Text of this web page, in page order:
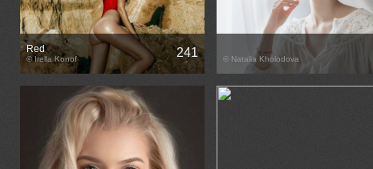
Red
© Irella Konof 241 © Natalia Kholodova